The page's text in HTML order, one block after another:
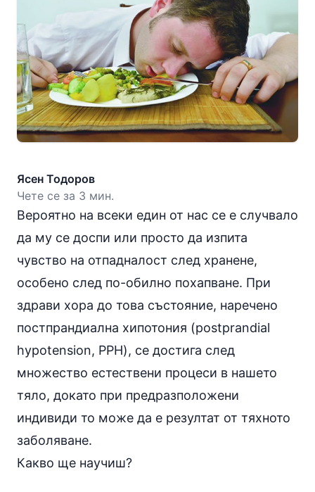
Ясен Тодоров
Чете се за 3 мин.
Вероятно на всеки един от нас се е случвало
да му се доспи или просто да изпита
чувство на отпадналост след хранене,
особено след по-обилно похапване. При
здрави хора до това състояние, наречено
постпрандиална хипотония (postprandial
hypotension, PPH), се достига след
множество естествени процеси в нашето
тяло, докато при предразположени
индивиди то може да е резултат от тяхното
заболяване.
Какво ще научиш?